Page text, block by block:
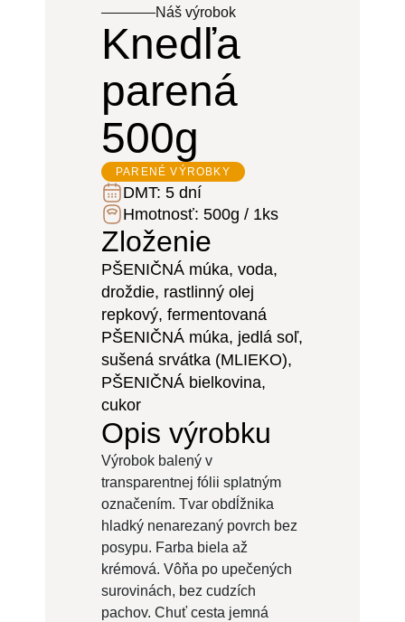
Náš výrobok
Knedľa
parená
500g
PARENÉ VÝROBKY
DMT: 5 dní
Hmotnosť: 500g / 1ks
Zloženie
PŠENIČNÁ múka, voda,
droždie, rastlinný olej
repkový, fermentovaná
PŠENIČNÁ múka, jedlá soľ,
sušená srvátka (MLIEKO),
PŠENIČNÁ bielkovina,
cukor
Opis výrobku
Výrobok balený v
transparentnej fólii splatným
označením. Tvar obdĺžnika
hladký nenarezaný povrch bez
posypu. Farba biela až
krémová. Vôňa po upečených
surovinách, bez cudzích
pachov. Chuť cesta jemná